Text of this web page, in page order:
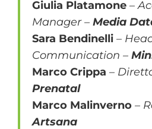
Giulia Platamone –
Manager – Media
Sara Bendinelli –
Communication –
Marco Crippa –
Prenatal
Marco Malinverno –
Artsana